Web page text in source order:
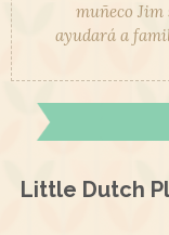
muñeco Jim
ayudará a
Little Dutch